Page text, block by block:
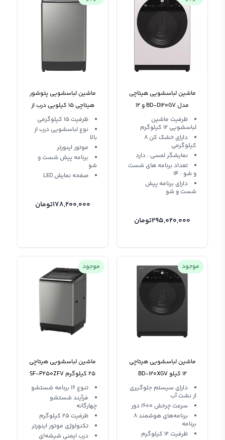
ماشین لباسشویی هیتاچی
مدل BD-D120GV و 12
کیلویی
ظرفیت ماشین
لباسشویی 12 کیلوگرم
دارای خشک کن 8
کیلوگرمی
نمایشگر لمسی : دارد
تعداد برنامه های شست
و شو : 14
دارای برنامه پیش
شست و شو
295,020,000تومان
ماشین لباسشویی پتوشور
هیتاچی 15 کیلویی درب از
بالا SF-P150ZCV
ظرفیت 15 کیلوگرمی
نوع لباسشویی درب از
بالا
موتور اینورتر
برنامه پیش شست و
شو
صفحه نمایش LED
178,200,000تومان
موجود
ماشین لباسشویی هیتاچی
12 کیلو BD-120XGV
دارای سیستم جلوگیری
از نشت آب
سرعت چرخش 1600 دور
برنامه‌های هوشمند 8
برنامه
ظرفیت 12 کیلوگرم
موجود
ماشین لباسشویی هیتاچی
25 کیلوگرم SF-P250ZFV
تنوع 16 برنامه شستشو
فرآیند شستشو
چهارگانه
ظرفیت 25 کیلوگرم
تکنولوژی موتور اینورتر
درب ایمنی شیشه‌ای